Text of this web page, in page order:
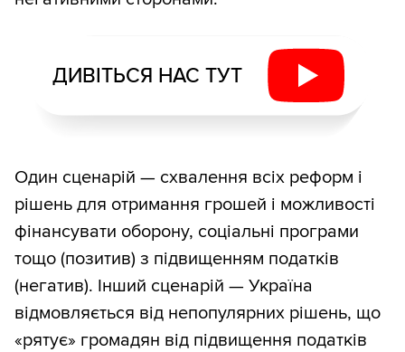
ДИВІТЬСЯ НАС ТУТ
Один сценарій — схвалення всіх реформ і
рішень для отримання грошей і можливості
фінансувати оборону, соціальні програми
тощо (позитив) з підвищенням податків
(негатив). Інший сценарій — Україна
відмовляється від непопулярних рішень, що
«рятує» громадян від підвищення податків